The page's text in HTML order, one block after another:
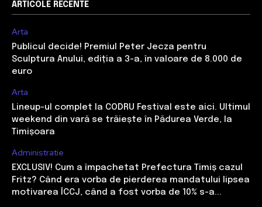
ARTICOLE RECENTE
Arta
Publicul decide! Premiul Peter Jecza pentru
Sculptura Anului, ediția a 3-a, în valoare de 8.000 de
euro
Arta
Lineup-ul complet la CODRU Festival este aici. Ultimul
weekend din vară se trăiește în Pădurea Verde, la
Timișoara
Administratie
EXCLUSIV! Cum a împachetat Prefectura Timiș cazul
Fritz? Când era vorba de pierderea mandatului lipsea
motivarea ÎCCJ, când a fost vorba de 10% s-a...